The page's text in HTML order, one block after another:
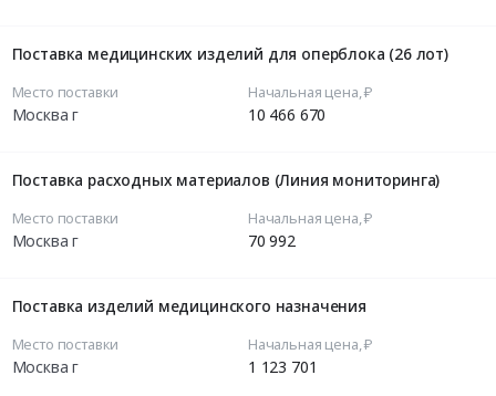
Поставка медицинских изделий для оперблока (26 лот)
Место поставки
Москва г
Начальная цена, ₽
10 466 670
Поставка расходных материалов (Линия мониторинга)
Место поставки
Москва г
Начальная цена, ₽
70 992
Поставка изделий медицинского назначения
Место поставки
Москва г
Начальная цена, ₽
1 123 701